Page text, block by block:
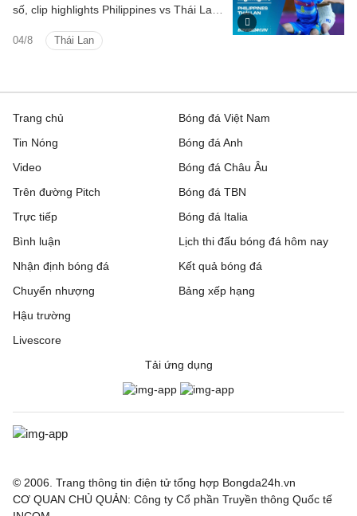
04/8 Thái Lan
số, clip highlights Philippines vs Thái Lan
huống trên sân.
Trang chủ
Tin Nóng
Video
Trên đường Pitch
Trực tiếp
Bóng đá Việt Nam
Bóng đá Anh
Bóng đá Châu Âu
Bóng đá TBN
Bóng đá Italia
Bình luận
Nhận định bóng đá
Chuyển nhượng
Hậu trường
Livescore
Lịch thi đấu bóng đá hôm nay
Kết quả bóng đá
Bảng xếp hạng
Tải ứng dụng
© 2006. Trang thông tin điện tử tổng hợp Bongda24h.vn
CƠ QUAN CHỦ QUẢN: Công ty Cổ phần Truyền thông Quốc tế